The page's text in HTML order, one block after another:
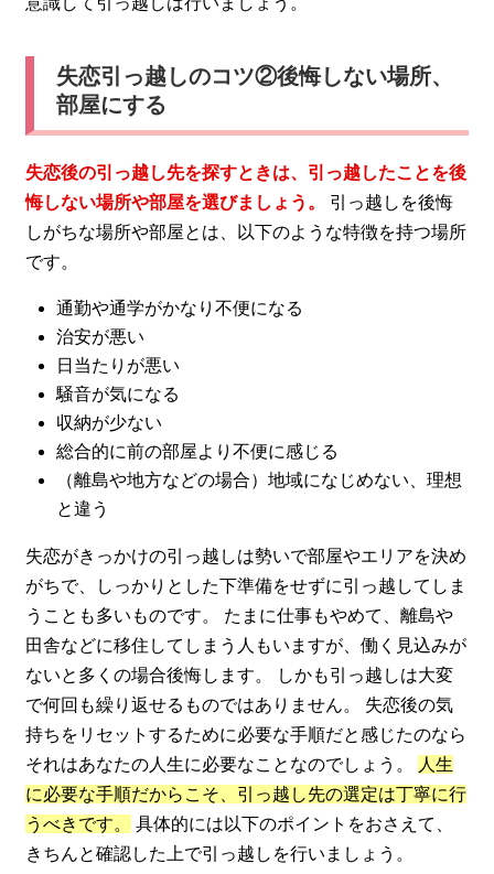
失恋引っ越しのコツ②後悔しない場所、
部屋にする
失恋後の引っ越し先を探すときは、引っ越したことを後
悔しない場所や部屋を選びましょう。
引っ越しを後悔
しがちな場所や部屋とは、以下のような特徴を持つ場所
です。
通勤や通学がかなり不便になる
治安が悪い
日当たりが悪い
騒音が気になる
収納が少ない
総合的に前の部屋より不便に感じる
（離島や地方などの場合）地域になじめない、理想
と違う
失恋がきっかけの引っ越しは勢いで部屋やエリアを決め
がちで、しっかりとした下準備をせずに引っ越してしま
うことも多いものです。 たまに仕事もやめて、離島や
田舎などに移住してしまう人もいますが、働く見込みが
ないと多くの場合後悔します。 しかも引っ越しは大変
で何回も繰り返せるものではありません。 失恋後の気
持ちをリセットするために必要な手順だと感じたのなら
それはあなたの人生に必要なことなのでしょう。
人生
に必要な手順だからこそ、引っ越し先の選定は丁寧に行
うべきです。
具体的には以下のポイントをおさえて、
きちんと確認した上で引っ越しを行いましょう。